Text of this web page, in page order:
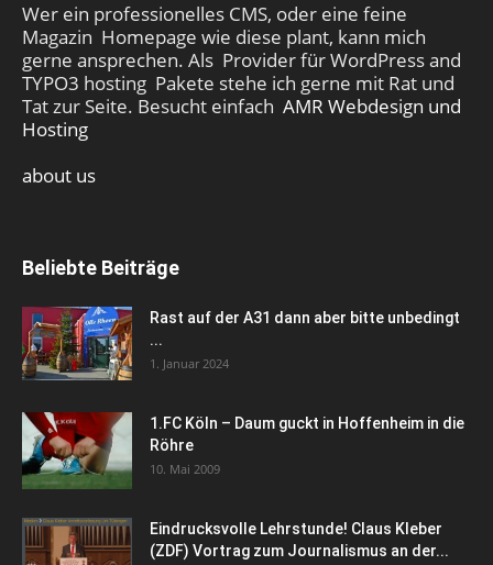
Wer ein professionelles CMS, oder eine feine
Magazin Homepage wie diese plant, kann mich
gerne ansprechen. Als Provider für WordPress and
TYPO3 hosting Pakete stehe ich gerne mit Rat und
Tat zur Seite. Besucht einfach AMR Webdesign und
Hosting
about us
Beliebte Beiträge
Rast auf der A31 dann aber bitte unbedingt
...
1. Januar 2024
1.FC Köln – Daum guckt in Hoffenheim in die
Röhre
10. Mai 2009
Eindrucksvolle Lehrstunde! Claus Kleber
(ZDF) Vortrag zum Journalismus an der...